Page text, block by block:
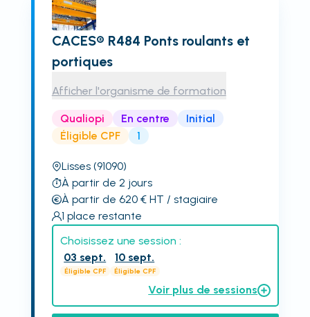
CACES® R484 Ponts roulants et
portiques
Afficher l'organisme de formation
Qualiopi En centre
Initial
Éligible CPF
1
Lisses (91090)
À partir de 2 jours
À partir de 620€ HT / stagiaire
1 place restante
Choisissez une session :
03 sept.
Éligible CPF
10 sept.
Éligible CPF
Voir plus de sessions